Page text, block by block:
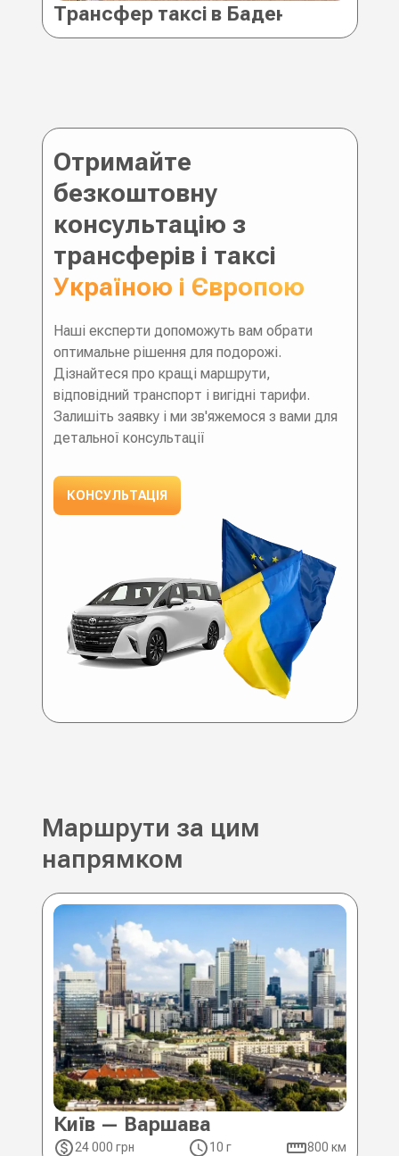
Трансфер таксі в Баден (Австрія)
Отримайте
безкоштовну
консультацію з
трансферів і таксі
Україною і Європою
Наші експерти допоможуть вам обрати
оптимальне рішення для подорожі.
Дізнайтеся про кращі маршрути,
відповідний транспорт і вигідні тарифи.
Залишіть заявку і ми зв'яжемося з вами для
детальної консультації
КОНСУЛЬТАЦІЯ
Маршрути за цим
напрямком
Київ — Варшава
24 000 грн 10 г 800 км